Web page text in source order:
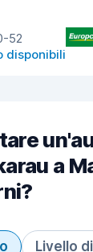
52
disponibili
a
Livello